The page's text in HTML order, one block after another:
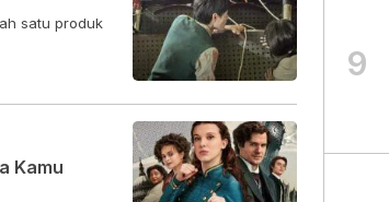
satu produk
Kamu
9